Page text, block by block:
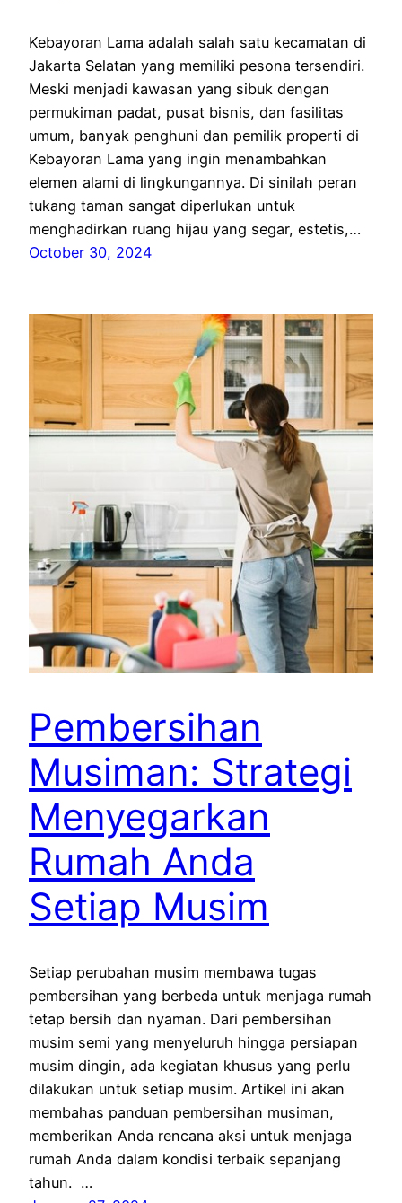
Kebayoran Lama adalah salah satu kecamatan di
Jakarta Selatan yang memiliki pesona tersendiri.
Meski menjadi kawasan yang sibuk dengan
permukiman padat, pusat bisnis, dan fasilitas
umum, banyak penghuni dan pemilik properti di
Kebayoran Lama yang ingin menambahkan
elemen alami di lingkungannya. Di sinilah peran
tukang taman sangat diperlukan untuk
menghadirkan ruang hijau yang segar, estetis,…
October 30, 2024
Pembersihan
Musiman: Strategi
Menyegarkan
Rumah Anda
Setiap Musim
Setiap perubahan musim membawa tugas
pembersihan yang berbeda untuk menjaga rumah
tetap bersih dan nyaman. Dari pembersihan
musim semi yang menyeluruh hingga persiapan
musim dingin, ada kegiatan khusus yang perlu
dilakukan untuk setiap musim. Artikel ini akan
membahas panduan pembersihan musiman,
memberikan Anda rencana aksi untuk menjaga
rumah Anda dalam kondisi terbaik sepanjang
tahun. …